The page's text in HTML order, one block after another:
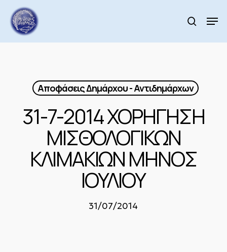
main
content
search
Αποφάσεις Δημάρχου - Αντιδημάρχων
31-7-2014 ΧΟΡΗΓΗΣΗ
ΜΙΣΘΟΛΟΓΙΚΩΝ
ΚΛΙΜΑΚΙΩΝ ΜΗΝΟΣ
ΙΟΥΛΙΟΥ
31/07/2014
Menu